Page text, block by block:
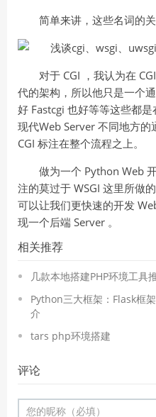
简单来讲，这些名词的
对于 CGI ，我认为在
代的架构，所以他只是一个
好 Fastcgi 也好等等这些都
现代Web Server 不同地方
CGI 标注在整个流程之上。
做为一个 Python Web
注的莫过于 WSGI 这里所做
可以让我们更快速的开发
现一个后端 Server 。
相关推荐
几款本地搭建PHP环境工具
Python三大框架：Flask框
介
tars php环境搭建
评论